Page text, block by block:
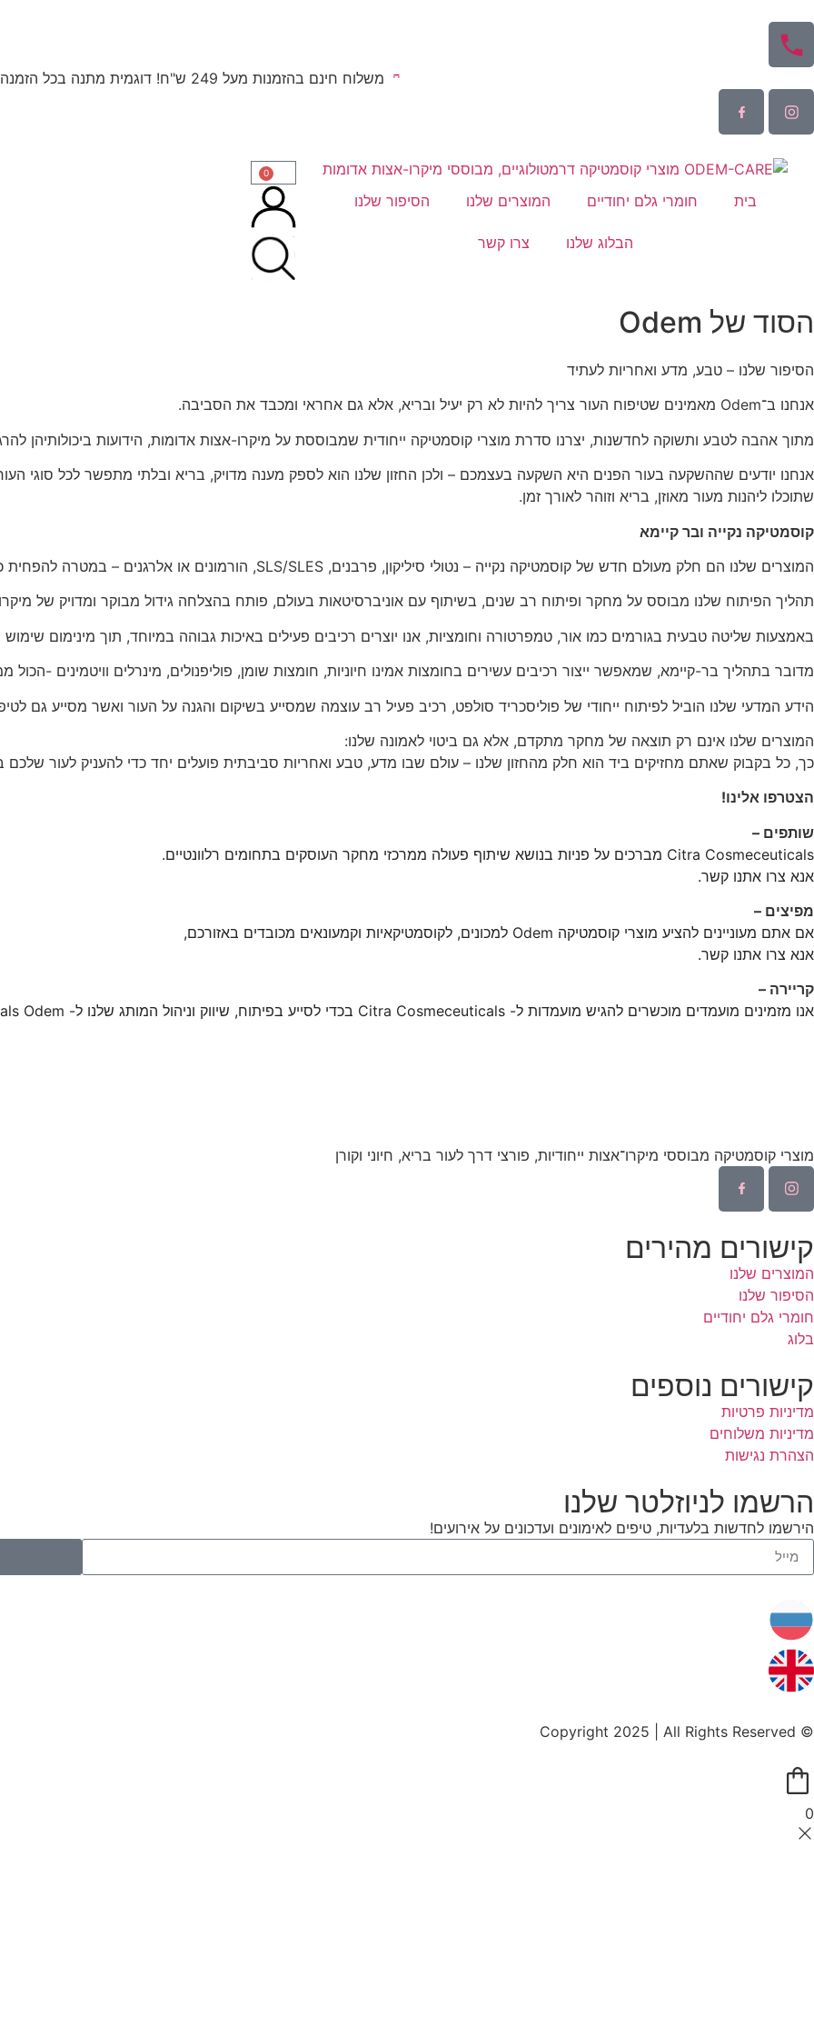
משלוח חינם בהזמנות מעל 249 ש"ח! דוגמית מתנה בכל הזמנה
בית חומרי גלם יחודיים המוצרים שלנו הסיפור שלנו
הבלוג שלנו צרו קשר
0
הסוד של Odem
הסיפור שלנו – טבע, מדע ואחריות לעתיד
אנחנו ב־Odem מאמינים שטיפוח העור צריך להיות לא רק יעיל ובריא, אלא גם אחראי ומכבד את הסביבה.
מתוך אהבה לטבע ותשוקה לחדשנות, יצרנו סדרת מוצרי קוסמטיקה ייחודית שמבוססת על מיקרו-אצות אדומות, הידועות ביכולותיהן
אנחנו יודעים שההשקעה בעור הפנים היא השקעה בעצמכם – ולכן החזון שלנו הוא לספק מענה מדויק, בריא ובלתי מתפשר לכל סוגי
שתוכלו ליהנות מעור מאוזן, בריא וזוהר לאורך זמן.
קוסמטיקה נקייה ובר קיימא
המוצרים שלנו הם חלק מעולם חדש של קוסמטיקה נקייה – נטולי סיליקון, פרבנים, SLS/SLES, הורמונים או אלרגנים – במטרה
תהליך הפיתוח שלנו מבוסס על מחקר ופיתוח רב שנים, בשיתוף עם אוניברסיטאות בעולם, פותח בהצלחה גידול מבוקר ומדויק של מיקרו-
באמצעות שליטה טבעית בגורמים כמו אור, טמפרטורה וחומציות, אנו יוצרים רכיבים פעילים באיכות גבוהה במיוחד, תוך מינימום
מדובר בתהליך בר-קיימא, שמאפשר ייצור רכיבים עשירים בחומצות אמינו חיוניות, חומצות שומן, פוליפנולים, מינרלים וויטמינים -הכול
הידע המדעי שלנו הוביל לפיתוח ייחודי של פוליסכריד סולפט, רכיב פעיל רב עוצמה שמסייע בשיקום והגנה על העור ואשר מסייע גם
המוצרים שלנו אינם רק תוצאה של מחקר מתקדם, אלא גם ביטוי לאמונה שלנו:
כך, כל בקבוק שאתם מחזיקים ביד הוא חלק מהחזון שלנו – עולם שבו מדע, טבע ואחריות סביבתית פועלים יחד כדי להעניק לעור שלכם
הצטרפו אלינו!
שותפים –
Citra Cosmeceuticals מברכים על פניות בנושא שיתוף פעולה ממרכזי מחקר העוסקים בתחומים רלוונטיים.
אנא צרו אתנו קשר.
מפיצים –
אם אתם מעוניינים להציע מוצרי קוסמטיקה Odem למכונים, לקוסמטיקאיות וקמעונאים מכובדים באזורכם,
אנא צרו אתנו קשר.
קריירה –
אנו מזמינים מועמדים מוכשרים להגיש מועמדות ל- Citra Cosmeceuticals בכדי לסייע בפיתוח, שיווק וניהול המותג שלנו ל- Cosmeceuticals Odem.
מוצרי קוסמטיקה מבוססי מיקרו־אצות ייחודיות, פורצי דרך לעור בריא, חיוני וקורן
קישורים מהירים
המוצרים שלנו
הסיפור שלנו
חומרי גלם יחודיים
בלוג
קישורים נוספים
מדיניות פרטיות
מדיניות משלוחים
הצהרת נגישות
הרשמו לניוזלטר שלנו
הירשמו לחדשות בלעדיות, טיפים לאימונים ועדכונים על אירועים!
© Copyright 2025 | All Rights Reserved
0